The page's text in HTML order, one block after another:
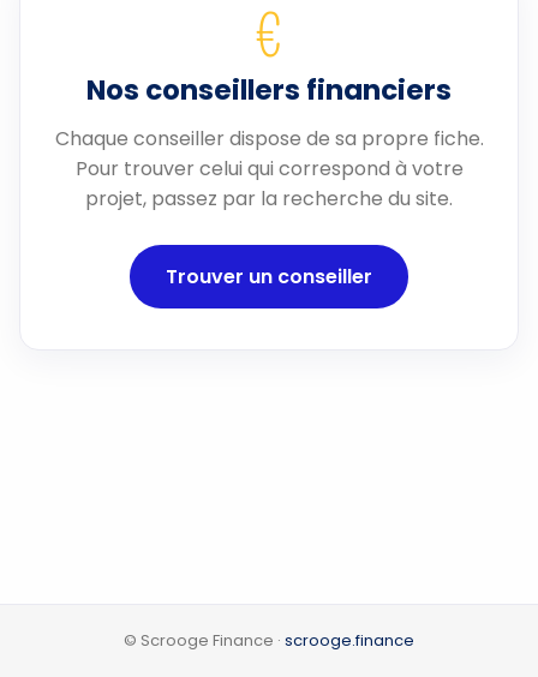
€
Nos conseillers financiers
Chaque conseiller dispose de sa propre fiche.
Pour trouver celui qui correspond à votre
projet, passez par la recherche du site.
Trouver un conseiller
© Scrooge Finance · scrooge.finance